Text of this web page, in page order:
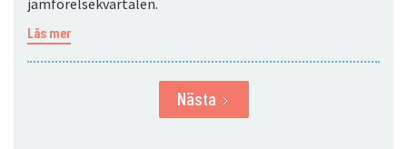
jämförelsekvartalen.
Läs mer
Nästa